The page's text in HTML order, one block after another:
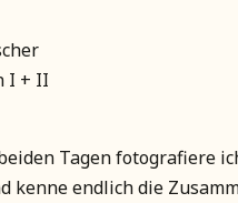
I + II
Tagen fotografiere
kenne endlich die